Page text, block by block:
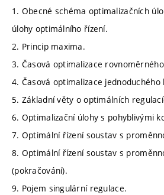
1. Obecné schéma optimalizačních
úlohy optimálního řízení.
2. Princip maxima.
3. Časová optimalizace
4. Časová optimalizace
5. Základní věty o optimálních
6. Optimalizační úlohy s pohyblivými
7. Optimální řízení soustav s
8. Optimální řízení soustav s
(pokračování).
9. Pojem singulární regulace.